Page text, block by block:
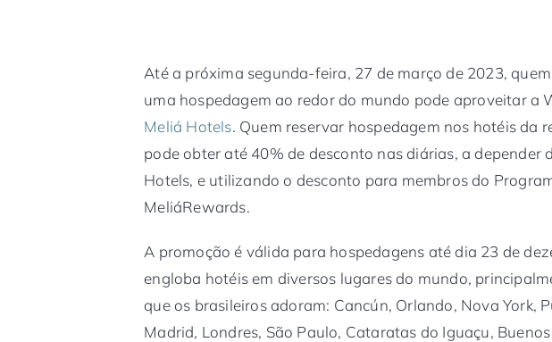
Até a próxima segunda-feira, 27 de março de 2023,
uma hospedagem ao redor do mundo pode aproveitar a
Meliá Hotels. Quem reservar hospedagem nos hotéis da
pode obter até 40% de desconto nas diárias, a depender
Hotels, e utilizando o desconto para membros do
MeliáRewards.
A promoção é válida para hospedagens até dia 23 de
engloba hotéis em diversos lugares do mundo,
que os brasileiros adoram: Cancún, Orlando, Nova York,
Madrid, Londres, São Paulo, Cataratas do Iguaçu,